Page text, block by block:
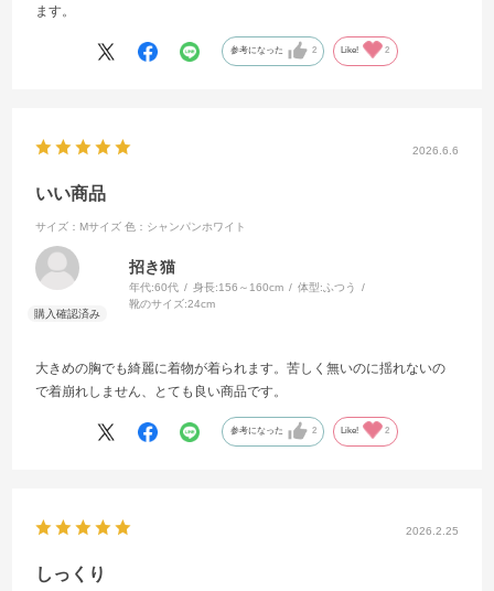
ます。
参考になった 2 Like! 2
2026.6.6
いい商品
サイズ：Mサイズ 色：シャンパンホワイト
招き猫
年代:60代 身長:156～160cm 体型: ふつう
靴のサイズ:24cm
大きめの胸でも綺麗に着物が着られます。苦しく無いのに揺れないの
で着崩れしません、とても良い商品です。
参考になった 2 Like! 2
2026.2.25
しっくり